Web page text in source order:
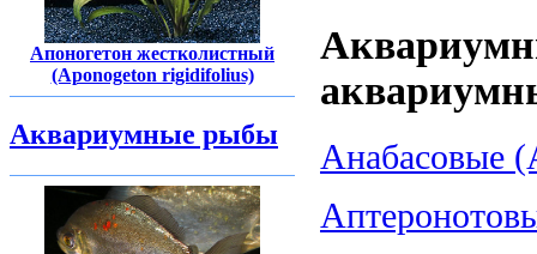
Апоногетон жестколистный
(Aponogeton rigidifolius)
Аквариумные рыбы
Анабасовые